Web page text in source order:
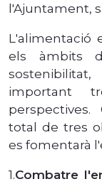
l'Ajuntament,
L'alimentació
els àmbits
important
total de tres
es fomentarà
1.Combatre